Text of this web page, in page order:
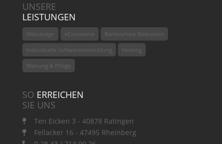
UNSERE
LEISTUNGEN
Webdesign eCommerce Barrierefreie Webseiten
Individuelle Softwareentwicklung Hosting
Wartung & Pflege
SO ERREICHEN
SIE UNS
Ten Eicken 3 - 40878 Ratingen
Fellacker 16 - 47495 Rheinberg